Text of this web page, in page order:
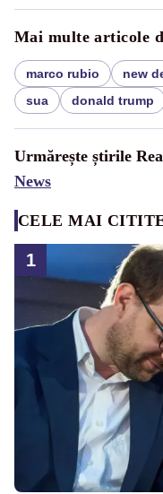
Mai multe articole
marco rubio new
sua
donald trump
Urmărește știrile
News
CELE MAI
1